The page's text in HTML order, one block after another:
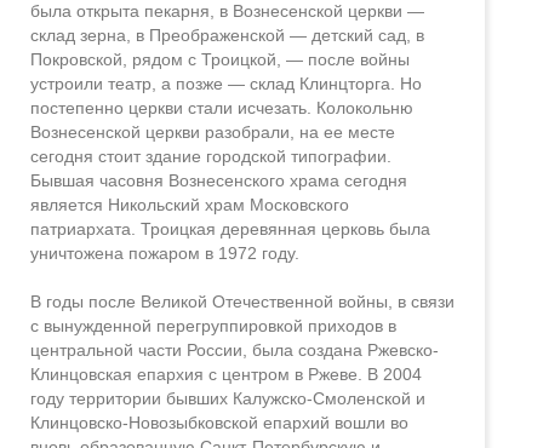
была открыта пекарня, в Вознесенской церкви —
склад зерна, в Преображенской — детский сад, в
Покровской, рядом с Троицкой, — после войны
устроили театр, а позже — склад Клинцторга. Но
постепенно церкви стали исчезать. Колокольню
Вознесенской церкви разобрали, на ее месте
сегодня стоит здание городской типографии.
Бывшая часовня Вознесенского храма сегодня
является Никольский храм Московского
патриархата. Троицкая деревянная церковь была
уничтожена пожаром в 1972 году.
В годы после Великой Отечественной войны, в связи
с вынужденной перегруппировкой приходов в
центральной части России, была создана Ржевско-
Клинцовская епархия с центром в Ржеве. В 2004
году территории бывших Калужско-Смоленской и
Клинцовско-Новозыбковской епархий вошли во